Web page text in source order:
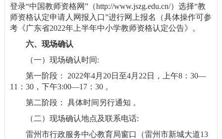
登录“中国教师资格网”（http://www.jszg.edu.cn/）选择“教
师资格认定申请人网报入口”进行网上报名（具体操作可参
考《广东省2022年上半年中小学教师资格认定公告》。
六、现场确认
（一）现场确认时间:
第一阶段： 2022年4月20日至4月22日，上午8：30—
11：30，下午3:00—17：30 。
第二阶段： 具体时间另行通知 。
（二）现场确认地点及联系电话:
雷州市行政服务中心教育局窗口（雷州市新城大道13